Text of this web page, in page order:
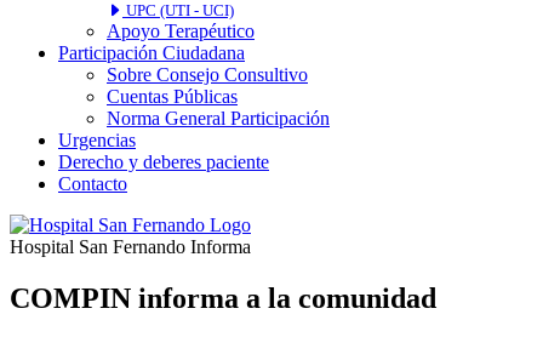
UPC (UTI - UCI)
Apoyo Terapéutico
Participación Ciudadana
Sobre Consejo Consultivo
Cuentas Públicas
Norma General Participación
Urgencias
Derecho y deberes paciente
Contacto
Hospital San Fernando Informa
COMPIN informa a la comunidad